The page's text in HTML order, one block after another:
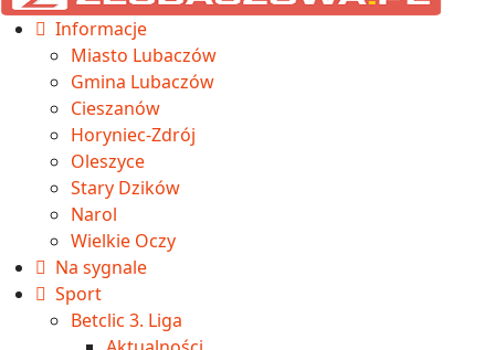
Informacje
Miasto Lubaczów
Gmina Lubaczów
Cieszanów
Horyniec-Zdrój
Oleszyce
Stary Dzików
Narol
Wielkie Oczy
Na sygnale
Sport
Betclic 3. Liga